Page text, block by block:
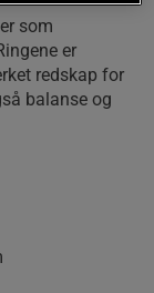
som
er
redskap for
balanse og